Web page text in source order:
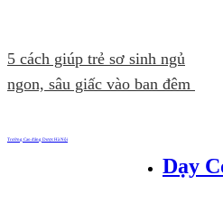
5 cách giúp trẻ sơ sinh ngủ
ngon, sâu giấc vào ban đêm
Dạy
Trường Cao đẳng Dược Hà Nội